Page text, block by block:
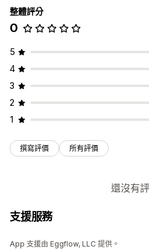
整體評分
0
5
4
3
2
1
撰寫評價 所有評價
還沒有
支援服務
App 支援由 Eggflow, LLC 提供。